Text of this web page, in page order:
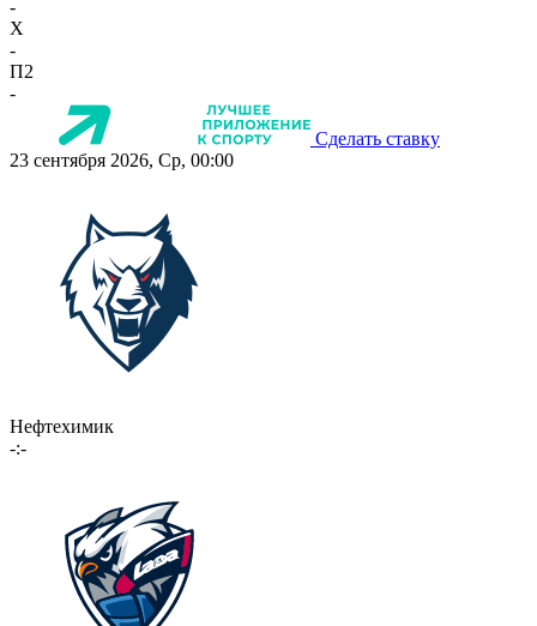
-
X
-
П2
-
Сделать ставку
23 сентября 2026, Ср, 00:00
Нефтехимик
-:-